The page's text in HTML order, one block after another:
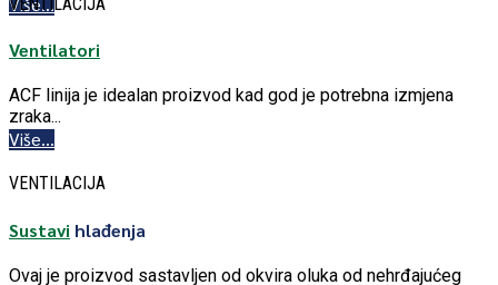
Ventilatori
ACF linija je idealan proizvod kad god je potrebna izmjena
zraka...
Više...
VENTILACIJA
Sustavi hlađenja
Ovaj je proizvod sastavljen od okvira oluka od nehrđajućeg